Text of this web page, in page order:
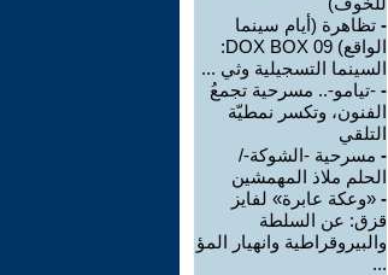
- تظاهرة (أيام سينما
الواقع) DOX BOX 09:
السينما التسجيلية وثي ...
- -تيامو-.. مسرحية تجمعُ
الفنون، وتكسر نمطيّة
التلقي
- مسرحية -الشوكة-/
الحلم ملاذ المهمشين
- «وعكة عابرة» لفايز
قزق: عن السلطة
والبيروقراطية وانهيار المؤ
...